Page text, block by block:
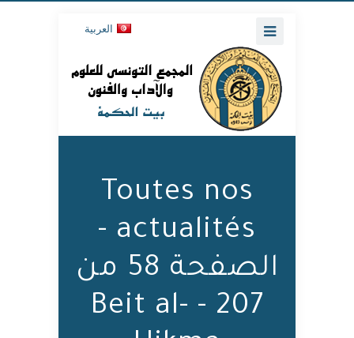
العربية
Toutes nos
actualités -
الصفحة 58 من
207 - Beit al-